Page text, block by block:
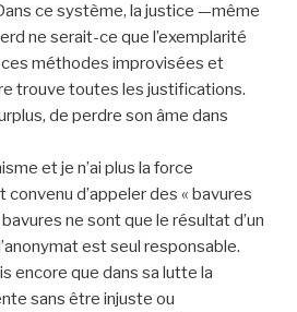
ce système, la justice —même
ne serait-ce que l’exemplarité
méthodes improvisées et
trouve toutes les justifications.
de perdre son âme dans
et je n’ai plus la force
convenu d’appeler des « bavures
ne sont que le résultat d’un
est seul responsable.
encore que dans sa lutte la
sans être injuste ou